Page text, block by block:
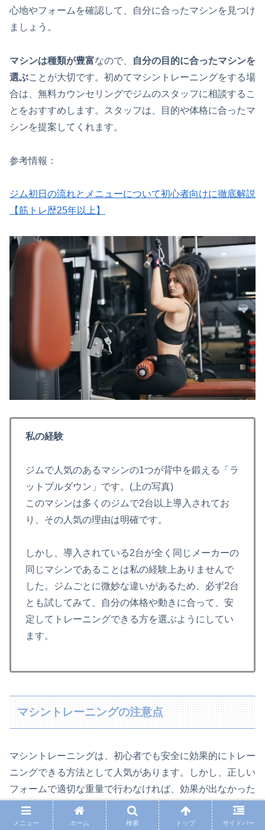
心地やフォームを確認して、自分に合ったマシンを見つけ
ましょう。
マシンは種類が豊富なので、
自分の目的に合ったマシンを
選ぶことが大切です。初めてマシントレーニングをする場
合は、無料カウンセリングでジムのスタッフに相談するこ
とをおすすめします。スタッフは、目的や体格に合ったマ
シンを提案してくれます。
参考情報：
ジム初日の流れとメニューについて初心者向けに徹底解説
【筋トレ歴25年以上】
私の経験
ジムで人気のあるマシンの1つが背中を鍛える「ラ
ットプルダウン」です。(上の写真)
このマシンは多くのジムで2台以上導入されてお
り、その人気の理由は明確です。
しかし、導入されている2台が全く同じメーカーの
同じマシンであることは私の経験上ありませんで
した。ジムごとに微妙な違いがあるため、必ず2台
とも試してみて、自分の体格や動きに合って、安
定してトレーニングできる方を選ぶようにしてい
ます。
マシントレーニングの注意点
マシントレーニングは、初心者でも安全に効果的にトレー
ニングできる方法として人気があります。しかし、正しい
フォームで適切な重量で行わなければ、効果が出なかった
り、怪我をしてしまうことがあります。
メニュー ホーム 検索 トップ サイドバー